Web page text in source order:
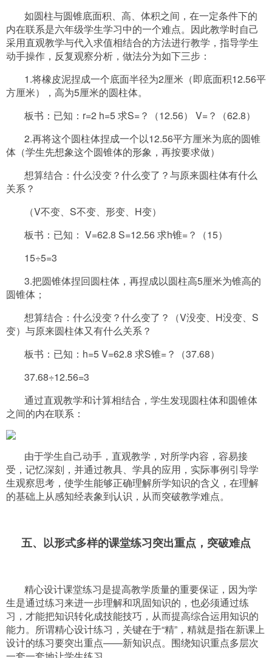
如圆柱与圆锥底面积、高、体积之间，在一定条件下的
内在联系是六年级学生学习中的一个难点。因此教学时自己
采用直观教学与代入求值相结合的方法进行教学，指导学生
动手操作，反复观察分析，做法分为如下三步：
1.将橡皮泥捏成一个底面半径为2厘米（即底面积12.56平
方厘米），高为5厘米的圆柱体。
板书：已知： r=2 h=5 求S=？（12.56） V=？（62.8）
2.再将这个圆柱体捏成一个以12.56平方厘米为底的圆锥
体（学生先想象这个圆锥体的形象，再按要求做）
想算结合：什么没变？什么变了？与原来圆柱体有什么
关系？
（V不变、S不变、形变、H变）
板书：已知： V=62.8 S=12.56 求h锥=？（15）
15÷5=3
3.把圆锥体捏回圆柱体，再捏成以圆柱高5厘米为锥高的
圆锥体；
想算结合：什么没变？什么变了？（V没变、H没变、S
变）与原来圆柱体又有什么关系？
板书：已知： h=5 V=62.8 求S锥=？（37.68）
37.68÷12.56=3
通过直观教学和计算相结合，学生发现圆柱体和圆锥体
之间的内在联系：
由于学生自己动手，直观教学，对所学内容，容易接
受，记忆深刻，并通过教具、学具的应用，实际事例引导学
生观察思考，使学生能够正确理解所学知识的含义，在理解
的基础上从感知经表象到认识，从而突破教学难点。
五、以形式多样的课堂练习突出重点，突破难点
精心设计课堂练习是提高教学质量的重要保证，因为学
生是通过练习来进一步理解和巩固知识的，也必须通过练
习，才能把知识转化成技能技巧，从而提高综合运用知识的
能力。所谓精心设计练习，关键在于“精”，精就是指在新课上
设计的练习要突出重点――新知识点。围绕知识重点多层次